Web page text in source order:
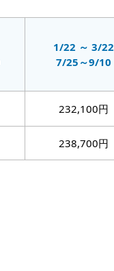
1/22 ～ 3/22
7/25～9/10
232,100円
238,700円